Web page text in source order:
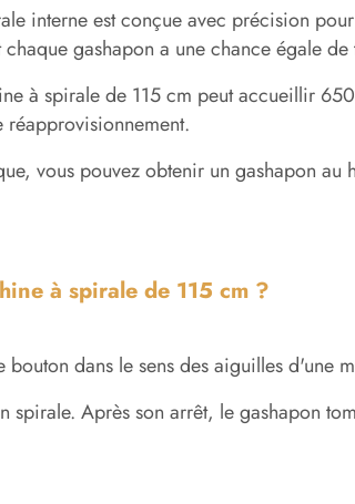
interne est conçue avec précision
gashapon a une chance égale de
à spirale de 115 cm peut accueillir
vous pouvez obtenir un gashapon au
à spirale de 115 cm ?
dans le sens des aiguilles d'une
spirale. Après son arrêt, le gashapon